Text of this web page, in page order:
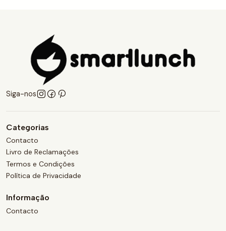
Siga-nos
Categorias
Contacto
Livro de Reclamações
Termos e Condições
Política de Privacidade
Informação
Contacto